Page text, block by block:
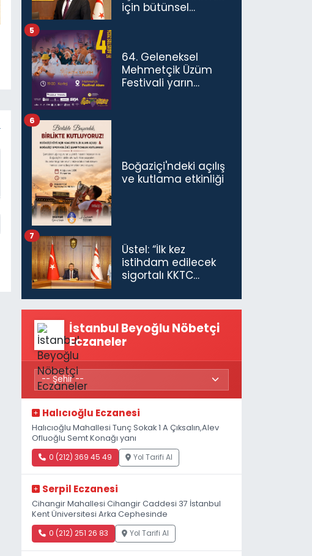
için bütünsel
64. Geleneksel
Mehmetçik Üzüm
Festivali yarın
5
Boğaziçi'ndeki açılış
ve kutlama etkinliği
6
Üstel: “İlk kez
istihdam edilecek
sigortalı KKTC
maaş desteğini 35
bin TL'ye çıkardık”
7
İstanbul Beyoğlu Nöbetçi
Eczaneler
Halıcıoğlu Eczanesi
Halıcıoğlu Mahallesi Tunç Sokak 1 A Çıksalın,Alev
Ofluoğlu Semt Konağı yanı
0 (212) 369 45 49 Yol Tarifi Al
Serpil Eczanesi
Cihangir Mahallesi Cihangir Caddesi 37 İstanbul
Kent Üniversitesi Arka Cephesinde
0 (212) 251 26 83 Yol Tarifi Al